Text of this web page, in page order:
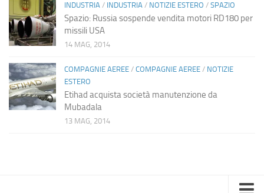
INDUSTRIA / INDUSTRIA / NOTIZIE ESTERO / SPAZIO
Spazio: Russia sospende vendita motori RD180 per
missili USA
14 MAG, 2014
COMPAGNIE AEREE / COMPAGNIE AEREE / NOTIZIE
ESTERO
Etihad acquista società manutenzione da
Mubadala
13 MAG, 2014